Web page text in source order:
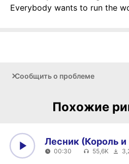
Everybody wants to run the
Сообщить о проблеме
Похожие
Лесник (Король
00:30 55,6K